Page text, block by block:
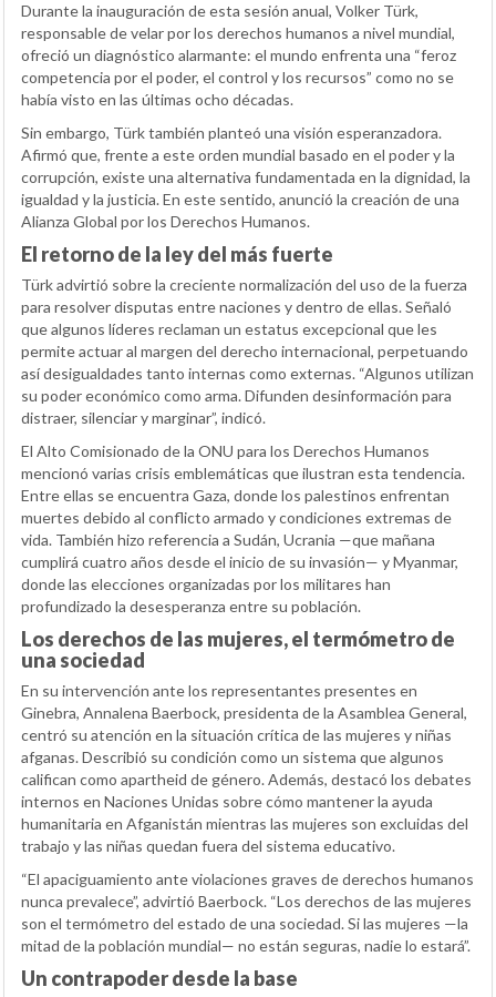
Durante la inauguración de esta sesión anual, Volker Türk,
responsable de velar por los derechos humanos a nivel mundial,
ofreció un diagnóstico alarmante: el mundo enfrenta una “feroz
competencia por el poder, el control y los recursos” como no se
había visto en las últimas ocho décadas.
Sin embargo, Türk también planteó una visión esperanzadora.
Afirmó que, frente a este orden mundial basado en el poder y la
corrupción, existe una alternativa fundamentada en la dignidad, la
igualdad y la justicia. En este sentido, anunció la creación de una
Alianza Global por los Derechos Humanos.
El retorno de la ley del más fuerte
Türk advirtió sobre la creciente normalización del uso de la fuerza
para resolver disputas entre naciones y dentro de ellas. Señaló
que algunos líderes reclaman un estatus excepcional que les
permite actuar al margen del derecho internacional, perpetuando
así desigualdades tanto internas como externas. “Algunos utilizan
su poder económico como arma. Difunden desinformación para
distraer, silenciar y marginar”, indicó.
El Alto Comisionado de la ONU para los Derechos Humanos
mencionó varias crisis emblemáticas que ilustran esta tendencia.
Entre ellas se encuentra Gaza, donde los palestinos enfrentan
muertes debido al conflicto armado y condiciones extremas de
vida. También hizo referencia a Sudán, Ucrania —que mañana
cumplirá cuatro años desde el inicio de su invasión— y Myanmar,
donde las elecciones organizadas por los militares han
profundizado la desesperanza entre su población.
Los derechos de las mujeres, el termómetro de
una sociedad
En su intervención ante los representantes presentes en
Ginebra, Annalena Baerbock, presidenta de la Asamblea General,
centró su atención en la situación crítica de las mujeres y niñas
afganas. Describió su condición como un sistema que algunos
califican como apartheid de género. Además, destacó los debates
internos en Naciones Unidas sobre cómo mantener la ayuda
humanitaria en Afganistán mientras las mujeres son excluidas del
trabajo y las niñas quedan fuera del sistema educativo.
“El apaciguamiento ante violaciones graves de derechos humanos
nunca prevalece”, advirtió Baerbock. “Los derechos de las mujeres
son el termómetro del estado de una sociedad. Si las mujeres —la
mitad de la población mundial— no están seguras, nadie lo estará”.
Un contrapoder desde la base